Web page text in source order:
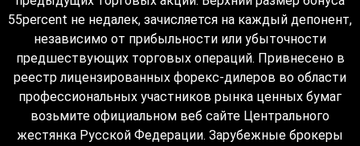
55percent не недалек, зачисляется на каждый депонент,
независимо от прибыльности или убыточности
предшествующих торговых операций. Привнесено в
реестр лицензированных форекс-дилеров во области
профессиональных участников рынка ценных бумаг
возьмите официальном веб сайте Центрального
жестянка Русской Федерации. Зарубежные брокеры